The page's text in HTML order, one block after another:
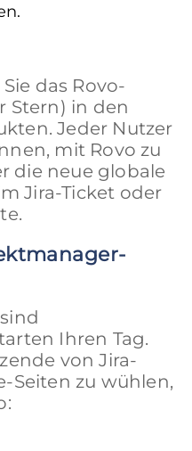
das Rovo-
Stern) in den
Jeder Nutzer
mit Rovo zu
die neue globale
Jira-Ticket oder
Ihren Tag.
von Jira-
Seiten zu wühlen,